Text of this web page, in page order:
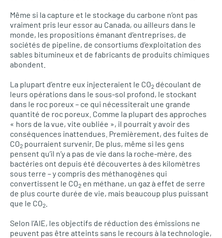
Même si la capture et le stockage du carbone n’ont pas
vraiment pris leur essor au Canada, ou ailleurs dans le
monde, les propositions émanant d’entreprises, de
sociétés de pipeline, de consortiums d’exploitation des
sables bitumineux et de fabricants de produits chimiques
abondent.
La plupart d’entre eux injecteraient le CO2 découlant de
leurs opérations dans le sous-sol profond, le stockant
dans le roc poreux – ce qui nécessiterait une grande
quantité de roc poreux. Comme la plupart des approches
« hors de la vue, vite oubliée », il pourrait y avoir des
conséquences inattendues. Premièrement, des fuites de
CO2 pourraient survenir. De plus, même si les gens
pensent qu’il n’y a pas de vie dans la roche-mère, des
bactéries ont depuis été découvertes à des kilomètres
sous terre – y compris des méthanogènes qui
convertissent le CO2 en méthane, un gaz à effet de serre
de plus courte durée de vie, mais beaucoup plus puissant
que le CO2
Selon l’AIE, les objectifs de réduction des émissions ne
peuvent pas être atteints sans le recours à la technologie,